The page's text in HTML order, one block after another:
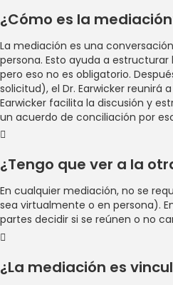
¿Cómo es la
La mediación es una
persona. Esto ayuda a
pero eso no es obligatorio.
solicitud), el Dr. Earwicker reunirá
Earwicker facilita la discusión y
un acuerdo de conciliación por
¿Tengo que ver a la
En cualquier mediación, no se
sea virtualmente o en persona).
partes decidir si se reúnen o no
¿La mediación es